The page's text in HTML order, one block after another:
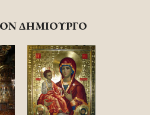
ΔΗΜΙΟΥΡΓΟ